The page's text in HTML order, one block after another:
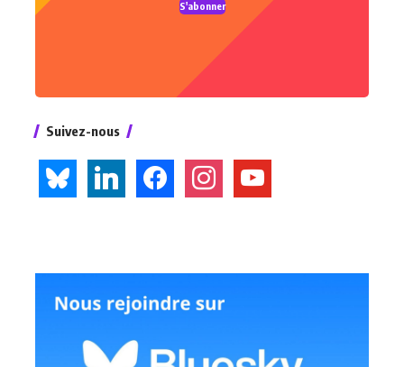
S'abonner
Suivez-nous
bluesky linkedin facebook instagramyoutube